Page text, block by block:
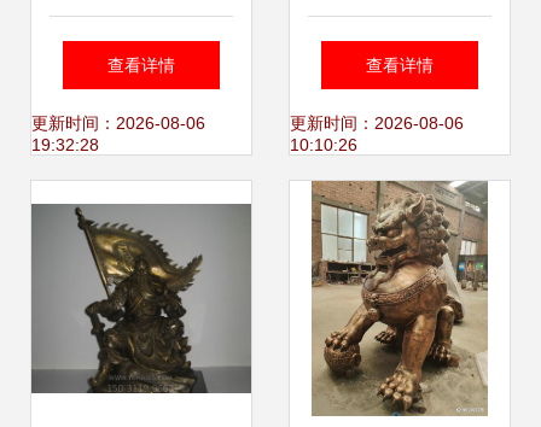
匠铸就的阳光之美
查看详情
更新时间：2026-08-06
19:32:28
工艺礼品 传统工艺
与现代摆设的完美
结合
查看详情
更新时间：2026-08-06
10:10:26